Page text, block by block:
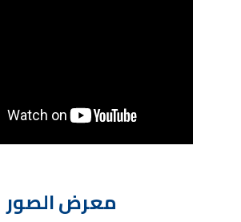
معرض الصور